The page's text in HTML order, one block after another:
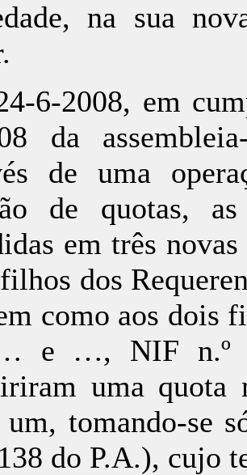
na sua
6-2008, em
da
de uma
de quotas,
em três novas
dos
como aos dois
e …, NIF n.º
uma
um, tomando-se
do P.A.), cujo